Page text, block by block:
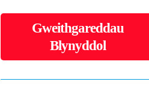
Gweithgareddau
Blynyddol